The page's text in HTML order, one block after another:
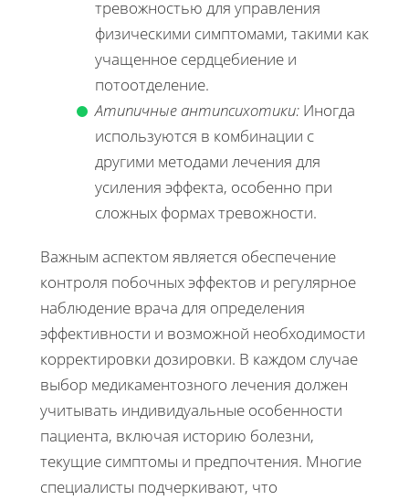
тревожностью для управления
физическими симптомами, такими как
учащенное сердцебиение и
потоотделение.
Атипичные антипсихотики: Иногда
используются в комбинации с
другими методами лечения для
усиления эффекта, особенно при
сложных формах тревожности.
Важным аспектом является обеспечение
контроля побочных эффектов и регулярное
наблюдение врача для определения
эффективности и возможной необходимости
корректировки дозировки. В каждом случае
выбор медикаментозного лечения должен
учитывать индивидуальные особенности
пациента, включая историю болезни,
текущие симптомы и предпочтения. Многие
специалисты подчеркивают, что